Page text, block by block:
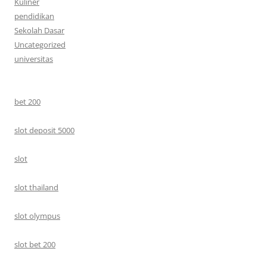
pendidikan
Sekolah Dasar
Uncategorized
universitas
bet 200
slot deposit 5000
slot
slot thailand
slot olympus
slot bet 200